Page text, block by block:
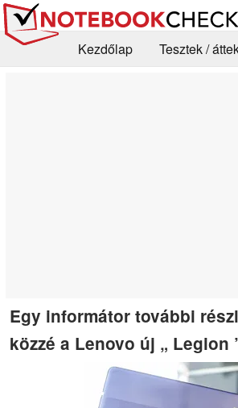
Kezdőlap
Tesztek /
Egy informátor további
közzé a Lenovo új „ Legion